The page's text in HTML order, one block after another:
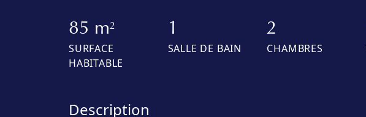
85 m2
SURFACE
HABITABLE
1
SALLE DE BAIN
2
CHAMBRES
Description